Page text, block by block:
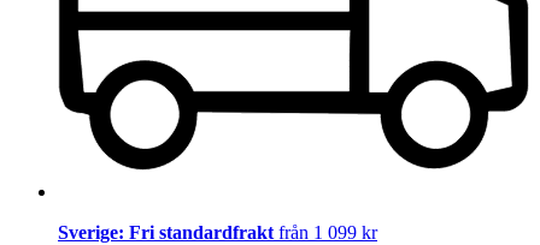
Sverige: Fri standardfrakt från 1 099 kr